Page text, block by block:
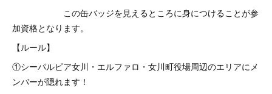
この缶バッジを見えるところに身につけることが参
加資格となります。
【ルール】
①シーパルピア女川・エルファロ・女川町役場周辺のエリアにメ
ンバーが隠れます！